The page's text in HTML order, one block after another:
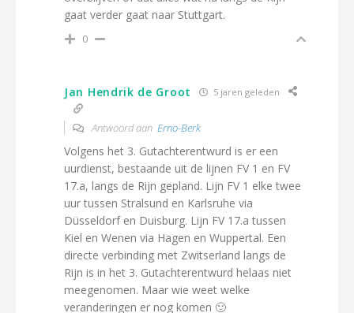
gaat verder gaat naar Stuttgart.
0
Jan Hendrik de Groot 5 jaren geleden
Antwoord aan Erno-Berk
Volgens het 3. Gutachterentwurd is er een
uurdienst, bestaande uit de lijnen FV 1 en FV
17.a, langs de Rijn gepland. Lijn FV 1 elke twee
uur tussen Stralsund en Karlsruhe via
Düsseldorf en Duisburg. Lijn FV 17.a tussen
Kiel en Wenen via Hagen en Wuppertal. Een
directe verbinding met Zwitserland langs de
Rijn is in het 3. Gutachterentwurd helaas niet
meegenomen. Maar wie weet welke
veranderingen er nog komen 🙂